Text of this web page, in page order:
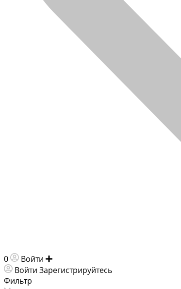
0 Войти
Войти Зарегистрируйтесь
Фильтр